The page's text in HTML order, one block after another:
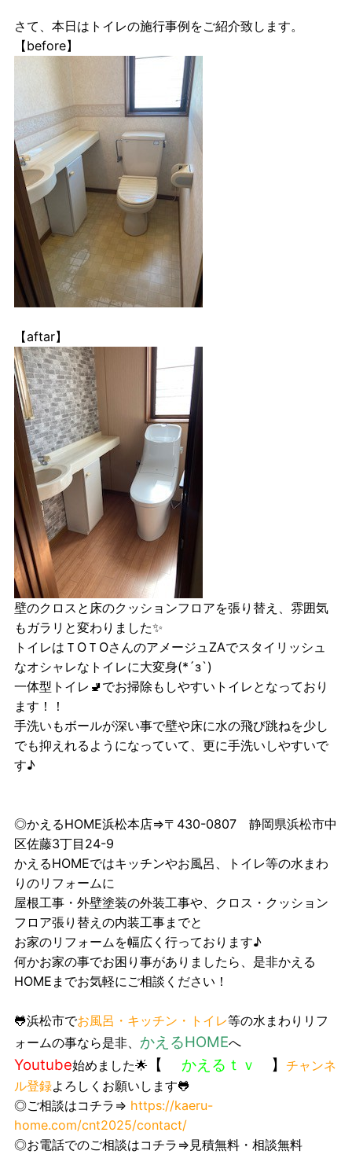
さて、本日はトイレの施行事例をご紹介致します。
【before】
【aftar】
壁のクロスと床のクッションフロアを張り替え、雰囲気
もガラリと変わりました✨
トイレはＴOＴOさんのアメージュZAでスタイリッシュ
なオシャレなトイレに大変身(*´з`)
一体型トイレ🚽でお掃除もしやすいトイレとなっており
ます！！
手洗いもボールが深い事で壁や床に水の飛び跳ねを少し
でも抑えれるようになっていて、更に手洗いしやすいで
す♪
◎かえるHOME浜松本店⇒〒430-0807 静岡県浜松市中
区佐藤3丁目24-9
かえるHOMEではキッチンやお風呂、トイレ等の水まわ
りのリフォームに
屋根工事・外壁塗装の外装工事や、クロス・クッション
フロア張り替えの内装工事までと
お家のリフォームを幅広く行っております♪
何かお家の事でお困り事がありましたら、是非かえる
HOMEまでお気軽にご相談ください！
🐸浜松市でお風呂・キッチン・トイレ等の水まわりリフ
ォームの事なら是非、 かえるHOMEへ
Youtube始めました🌟 【 かえるｔｖ 】 チャンネ
ル登録よろしくお願いします🐸
◎ご相談はコチラ⇒ https://kaeru-
home.com/cnt2025/contact/
◎お電話でのご相談はコチラ⇒見積無料・相談無料